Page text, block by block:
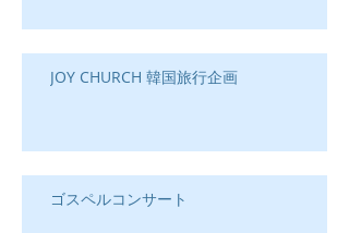
JOY CHURCH 韓国旅行企画
ゴスペルコンサート